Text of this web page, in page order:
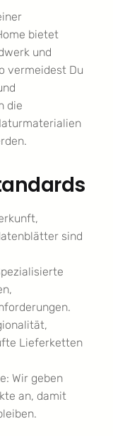
bietet
und
vermeidest Du
die
sind
Lieferketten
Wir geben
an, damit